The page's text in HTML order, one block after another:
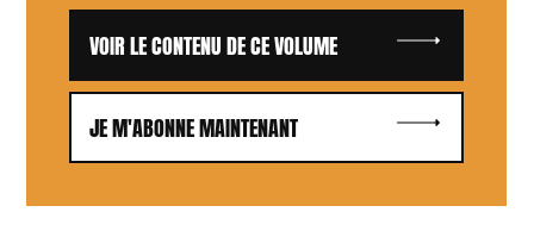
VOIR LE CONTENU DE CE VOLUME
JE M'ABONNE MAINTENANT